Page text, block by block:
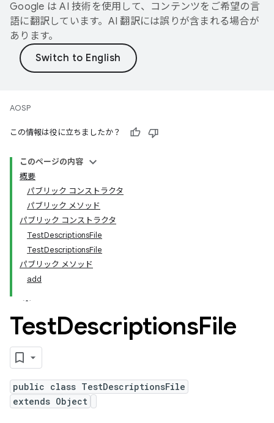
Google は AI 技術を使用して、コンテンツをご希望の言
語に翻訳しています。AI 翻訳には誤りが含まれる場合が
あります。
AOSP
この情報は役に立ちましたか？
このページの内容
概要
パブリック コンストラクタ
パブリック メソッド
パブリック コンストラクタ
TestDescriptionsFile
TestDescriptionsFile
パブリック メソッド
add
TestDescriptionsFile
public class TestDescriptionsFile
extends Object